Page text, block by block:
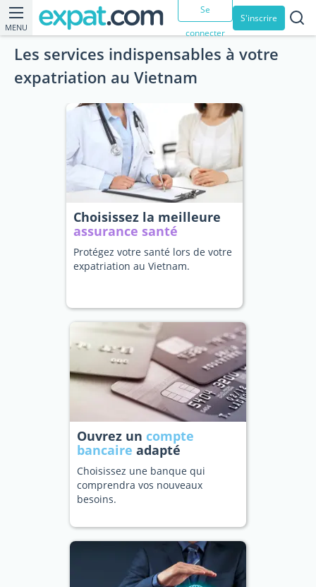
MENU
Se
connecter
S'inscrire
Les services indispensables à votre
expatriation au Vietnam
Choisissez la meilleure
assurance santé
Protégez votre santé lors de votre
expatriation au Vietnam.
Ouvrez un compte
bancaire adapté
Choisissez une banque qui
comprendra vos nouveaux
besoins.